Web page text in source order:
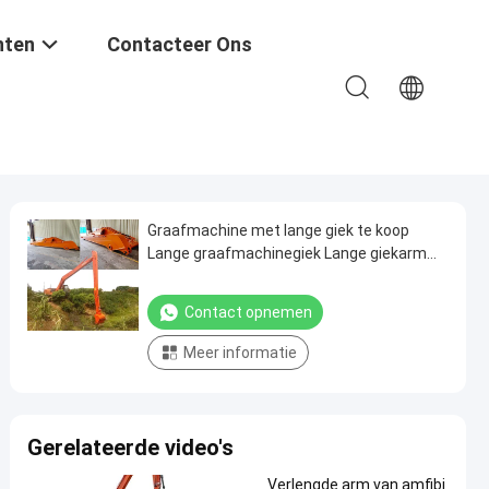
Contacteer Ons
Graafmachine met lange giek te koop
Lange graafmachinegiek Lange giekarm
Contact opnemen
Meer informatie
Gerelateerde video's
Verlengde arm van amfibi